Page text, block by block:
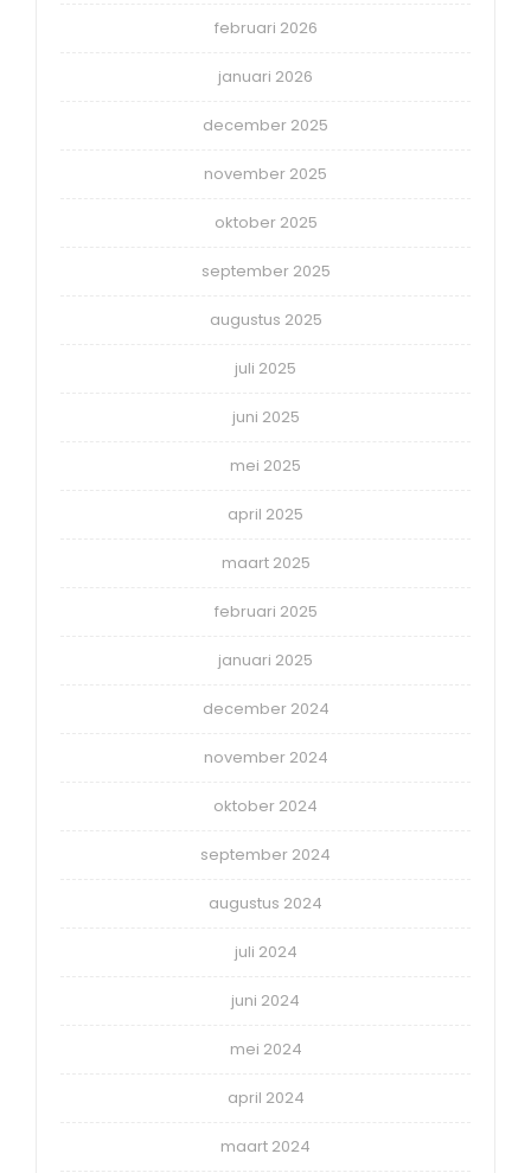
februari 2026
januari 2026
december 2025
november 2025
oktober 2025
september 2025
augustus 2025
juli 2025
juni 2025
mei 2025
april 2025
maart 2025
februari 2025
januari 2025
december 2024
november 2024
oktober 2024
september 2024
augustus 2024
juli 2024
juni 2024
mei 2024
april 2024
maart 2024